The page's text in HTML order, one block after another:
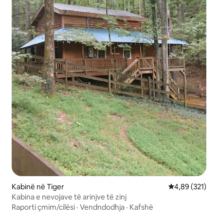
Kabinë në Tiger Vlerësimi
4,89 (321)
Kabina e nevojave të arinjve të zinj
Raporti çmim/cilësi · Vendndodhja · Kafshë